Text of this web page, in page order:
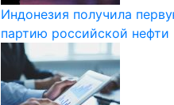
Индонезия получила
партию российской нефти